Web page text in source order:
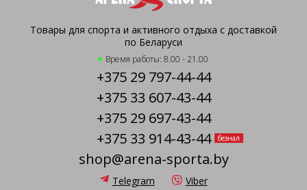
Товары для спорта и активного отдыха с доставкой
по Беларуси
Время работы: 8.00 - 21.00
+375 29 797-44-44
+375 33 607-43-44
+375 29 697-43-44
+375 33 914-43-44
безнал
shop@arena-sporta.by
Telegram Viber